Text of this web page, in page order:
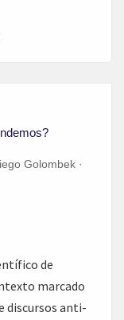
Golombek ·
de
marcado
discursos anti-